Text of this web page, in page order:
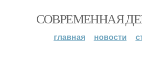
СОВРЕМЕННАЯ
главная новости